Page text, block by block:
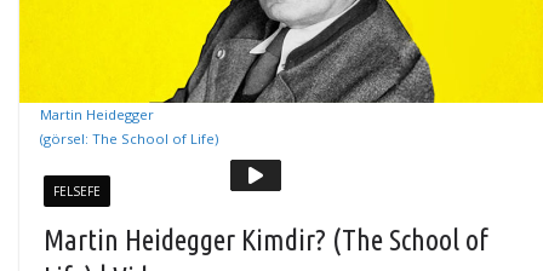
Martin Heidegger
(görsel: The School of Life)
FELSEFE
Martin Heidegger Kimdir? (The School of